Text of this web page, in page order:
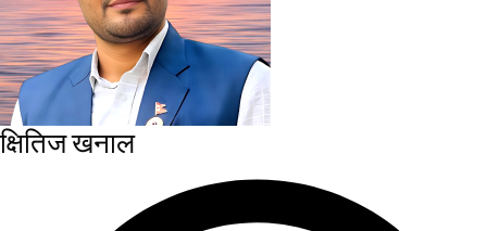
क्षितिज खनाल